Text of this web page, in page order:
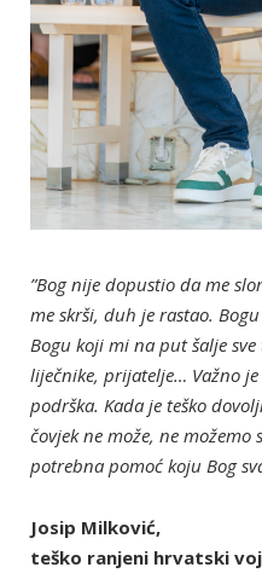
”Bog nije dopustio da me
me skrši, duh je rastao.
Bogu koji mi na put šalje
liječnike, prijatelje… Važno
podrška. Kada je teško
čovjek ne može, ne
potrebna pomoć koju Bog
Josip Milković,
teško ranjeni hrvatski